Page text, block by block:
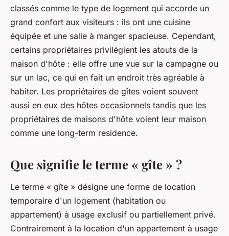
classés comme le type de logement qui accorde un
grand confort aux visiteurs : ils ont une cuisine
équipée et une salle à manger spacieuse. Cependant,
certains propriétaires privilégient les atouts de la
maison d'hôte : elle offre une vue sur la campagne ou
sur un lac, ce qui en fait un endroit très agréable à
habiter. Les propriétaires de gîtes voient souvent
aussi en eux des hôtes occasionnels tandis que les
propriétaires de maisons d'hôte voient leur maison
comme une long-term residence.
Que signifie le terme « gîte » ?
Le terme « gîte » désigne une forme de location
temporaire d'un logement (habitation ou
appartement) à usage exclusif ou partiellement privé.
Contrairement à la location d'un appartement à usage